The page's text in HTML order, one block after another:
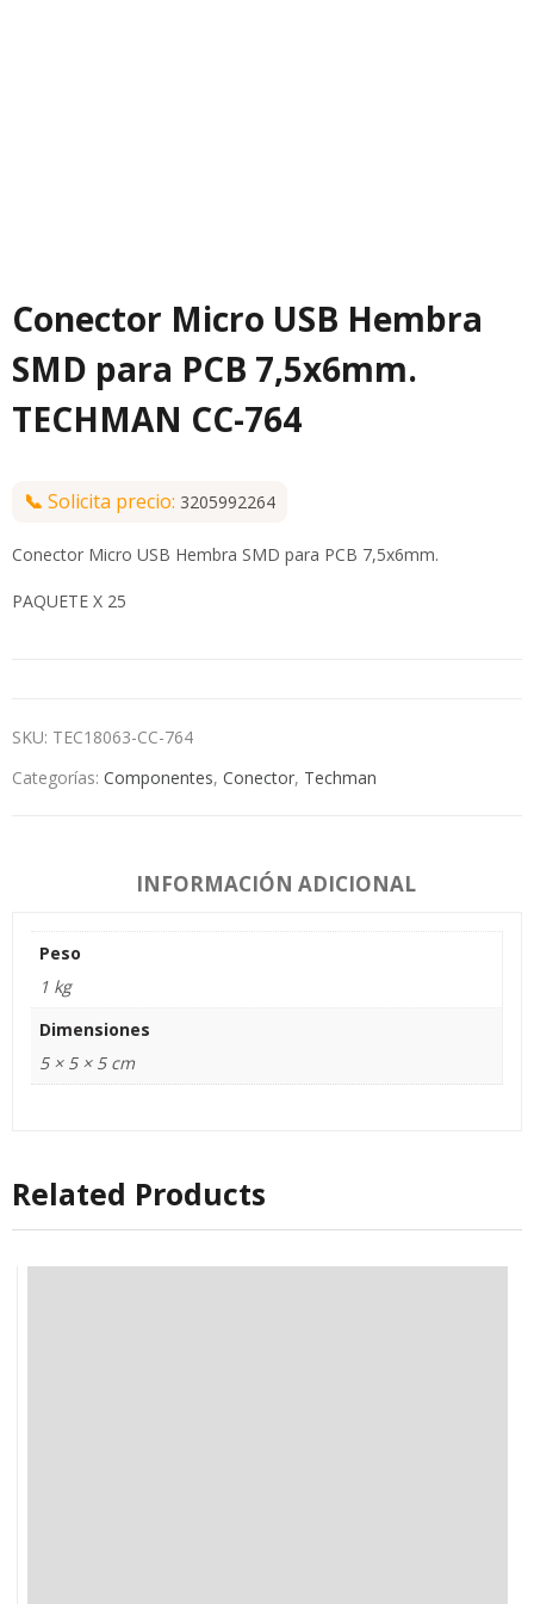
Conector Micro USB Hembra
SMD para PCB 7,5x6mm.
TECHMAN CC-764
📞 Solicita precio: 3205992264
Conector Micro USB Hembra SMD para PCB 7,5x6mm.
PAQUETE X 25
SKU: TEC18063-CC-764
Categorías: Componentes, Conector, Techman
INFORMACIÓN ADICIONAL
Peso
1 kg
Dimensiones
5 × 5 × 5 cm
Related Products